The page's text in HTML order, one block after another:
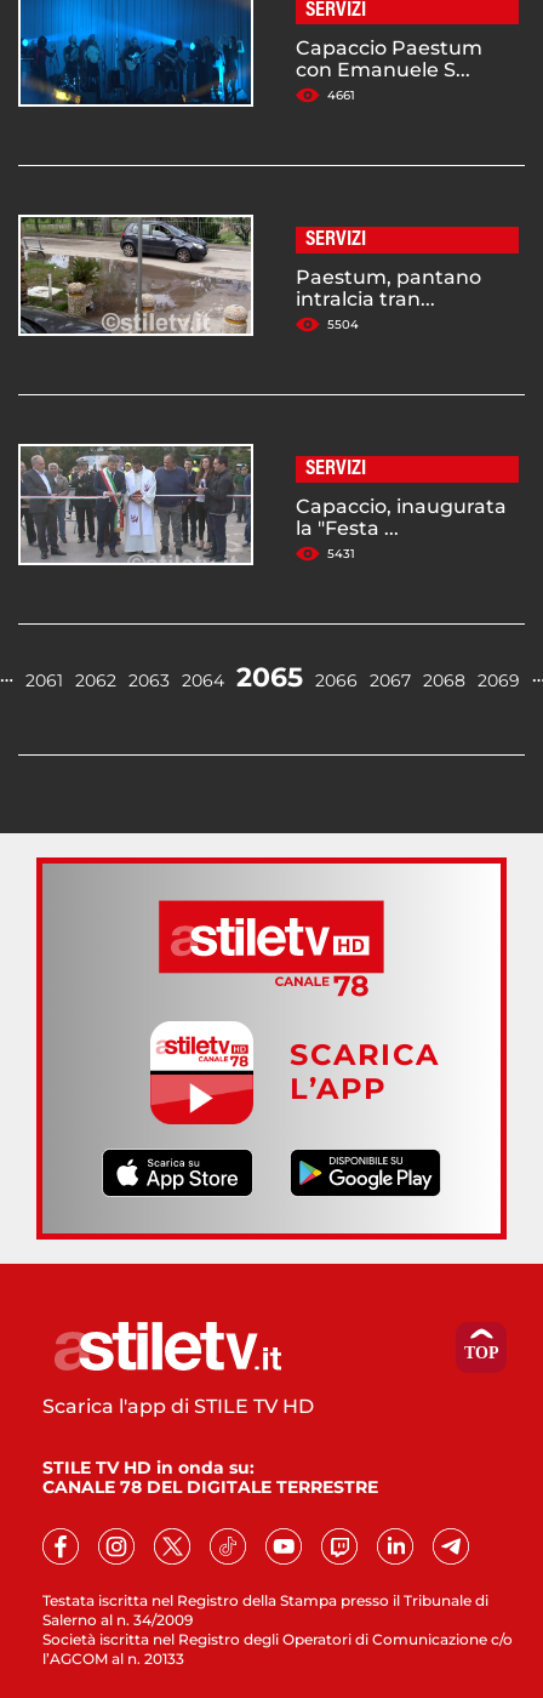
SERVIZI
Capaccio Paestum
con Emanuele S...
4661
SERVIZI
Paestum, pantano
intralcia tran...
5504
SERVIZI
Capaccio, inaugurata
la "Festa ...
5431
… 2061 2062 2063 2064 2065 2066 2067 2068 2069
SCARICA
L’APP
Testata iscritta nel Registro della Stampa presso il Tribunale di
Salerno al n. 34/2009
Società iscritta nel Registro degli Operatori di Comunicazione c/o
l’AGCOM al n. 20133
Scarica l'app di STILE TV HD
STILE TV HD in onda su:
CANALE 78 DEL DIGITALE TERRESTRE